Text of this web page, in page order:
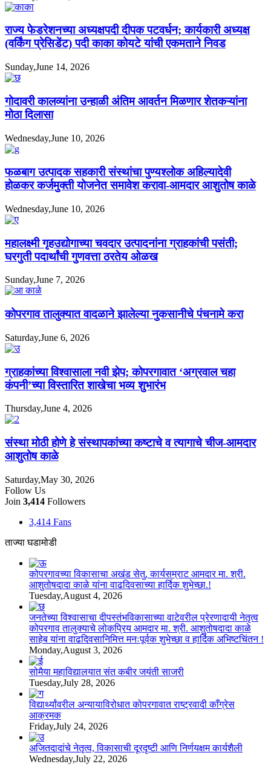
राज्य फेडरेशनच्या अध्यक्षपदी दीपक पटवर्धन; कार्यकारी अध्यक्ष
(वर्किंग प्रेसिडेंट) पदी काका कोयटे यांची एकमताने निवड
Sunday,June 14, 2026
गोदावरी कालव्यांना उन्हाळी अंतिम आवर्तन मिळणार शेतकऱ्यांना
मोठा दिलासा
Wednesday,June 10, 2026
फळबाग उत्पादक सहकारी संस्थांचा पुण्यश्लोक अहिल्यादेवी
होळकर कर्जमुक्ती योजनेत समावेश करावा-आमदार आशुतोष काळे
Wednesday,June 10, 2026
महालक्ष्मी गृहउद्योगाच्या चवदार उत्पादनांना ग्राहकांची पसंती;
घरगुती पदार्थांची गुणवत्ता ठरतेय ओळख
Sunday,June 7, 2026
कोपरगाव तालुक्यात वादळाने झालेल्या नुकसानीचे पंचनामे करा
Saturday,June 6, 2026
ग्राहकांच्या विश्वासाला नवी झेप; कोपरगावात ‘अग्रवाल चहा
कंपनी’च्या विस्तारित शाखेचा भव्य शुभारंभ
Thursday,June 4, 2026
संस्था मोठी होणे हे संस्थापकांच्या कष्टाचे व त्यागाचे चीज-आमदार
आशुतोष काळे
Saturday,May 30, 2026
Follow Us
Join 3,414 Followers
3,414 Fans
ताज्या घडामोडी
कोपरगावच्या विकासाचा अखंड सेतु, कार्यसम्राट आमदार मा. श्री.
आशुतोषदादा काळे यांना वाढदिवसाच्या हार्दिक शुभेच्छा.!
Tuesday,August 4, 2026
जनतेच्या विश्वासाचा दीपस्तंभविकासाच्या वाटेवरील प्रेरणादायी नेतृत्व
कोपरगाव तालुक्याचे लोकप्रिय आमदार मा. श्री. आशुतोषदादा काळे
साहेब यांना वाढदिवसानिमित्त मनःपूर्वक शुभेच्छा व हार्दिक अभिष्टचिंतन !
Monday,August 3, 2026
सोमैया महाविद्यालयात संत कबीर जयंती साजरी
Tuesday,July 28, 2026
विद्यार्थ्यांवरील अन्यायाविरोधात कोपरगावात राष्ट्रवादी काँग्रेस
आक्रमक
Friday,July 24, 2026
अजितदादांचे नेतृत्व, विकासाची दूरदृष्टी आणि निर्णयक्षम कार्यशैली
Wednesday,July 22, 2026